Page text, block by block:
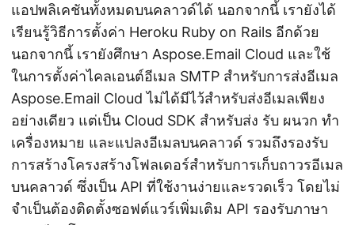
แอปพลิเคชันทั้งหมดบนคลาวด์ได้ นอกจากนี้ เรายังได้
เรียนรู้วิธีการตั้งค่า Heroku Ruby on Rails อีกด้วย
นอกจากนี้ เรายังศึกษา Aspose.Email Cloud และใช้
ในการตั้งค่าไคลเอนต์อีเมล SMTP สำหรับการส่งอีเมล
Aspose.Email Cloud ไม่ได้มีไว้สำหรับส่งอีเมลเพียง
อย่างเดียว แต่เป็น Cloud SDK สำหรับส่ง รับ ผนวก ทำ
เครื่องหมาย และแปลงอีเมลบนคลาวด์ รวมถึงรองรับ
การสร้างโครงสร้างโฟลเดอร์สำหรับการเก็บถาวรอีเมล
บนคลาวด์ ซึ่งเป็น API ที่ใช้งานง่ายและรวดเร็ว โดยไม่
จำเป็นต้องติดตั้งซอฟต์แวร์เพิ่มเติม API รองรับภาษา